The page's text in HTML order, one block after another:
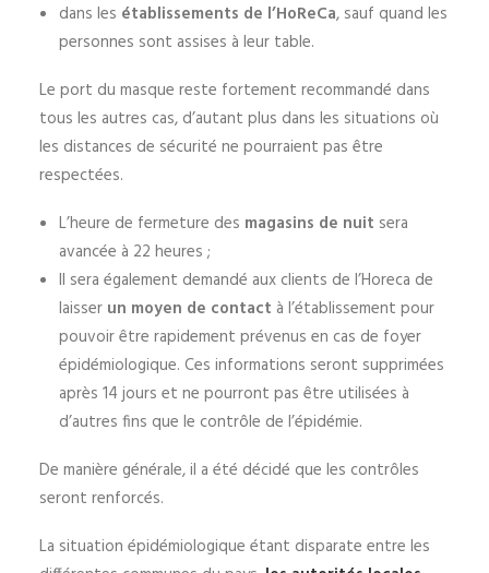
dans les établissements de l’HoReCa, sauf quand les
personnes sont assises à leur table.
Le port du masque reste fortement recommandé dans
tous les autres cas, d’autant plus dans les situations où
les distances de sécurité ne pourraient pas être
respectées.
L’heure de fermeture des magasins de nuit sera
avancée à 22 heures ;
Il sera également demandé aux clients de l’Horeca de
laisser un moyen de contact à l’établissement pour
pouvoir être rapidement prévenus en cas de foyer
épidémiologique. Ces informations seront supprimées
après 14 jours et ne pourront pas être utilisées à
d’autres fins que le contrôle de l’épidémie.
De manière générale, il a été décidé que les contrôles
seront renforcés.
La situation épidémiologique étant disparate entre les